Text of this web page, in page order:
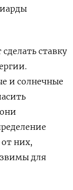
ставку
и солнечные
них,
для